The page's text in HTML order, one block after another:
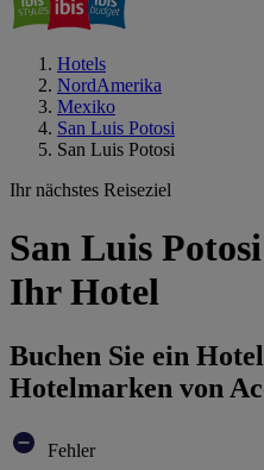
Hotels
NordAmerika
Mexiko
San Luis Potosi
San Luis Potosi
Ihr nächstes Reiseziel
San Luis
Ihr Hotel
Buchen Sie ein
Hotelmarken von
Fehler